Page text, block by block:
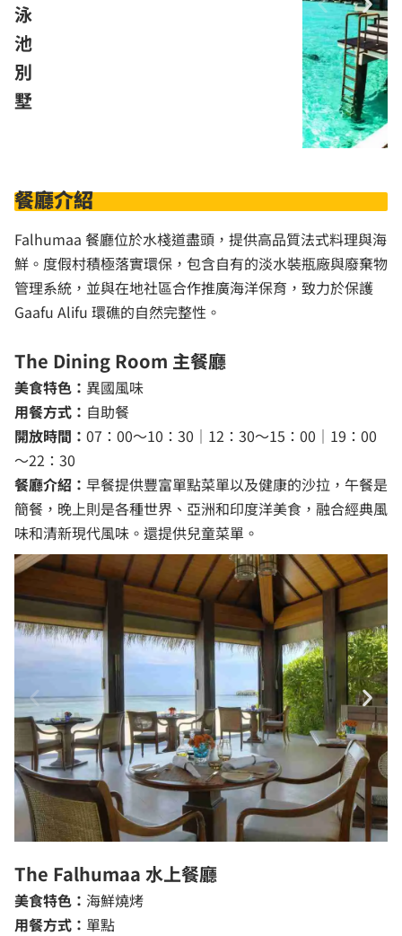
泳
池
別
墅
餐廳介紹
Falhumaa 餐廳位於水棧道盡頭，提供高品質法式料理與海
鮮。度假村積極落實環保，包含自有的淡水裝瓶廠與廢棄物
管理系統，並與在地社區合作推廣海洋保育，致力於保護
Gaafu Alifu 環礁的自然完整性。
The Dining Room 主餐廳
美食特色： 異國風味
用餐方式： 自助餐
開放時間： 07：00～10：30｜12：30～15：00｜19：00
～22：30
餐廳介紹： 早餐提供豐富單點菜單以及健康的沙拉，午餐是
簡餐，晚上則是各種世界、亞洲和印度洋美食，融合經典風
味和清新現代風味。還提供兒童菜單。
The Falhumaa 水上餐廳
美食特色： 海鮮燒烤
用餐方式： 單點